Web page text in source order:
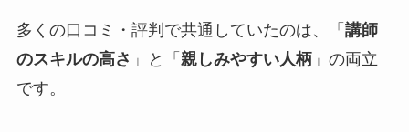
多くの口コミ・評判で共通していたのは、「 講師
のスキルの高さ 」と「 親しみやすい人柄」の両立
です。